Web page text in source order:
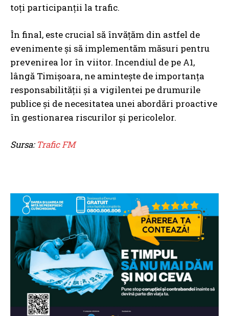
toți participanții la trafic.
În final, este crucial să învățăm din astfel de
evenimente și să implementăm măsuri pentru
prevenirea lor în viitor. Incendiul de pe A1,
lângă Timișoara, ne amintește de importanța
responsabilității și a vigilentei pe drumurile
publice și de necesitatea unei abordări proactive
în gestionarea riscurilor și pericolelor.
Sursa: Trafic FM